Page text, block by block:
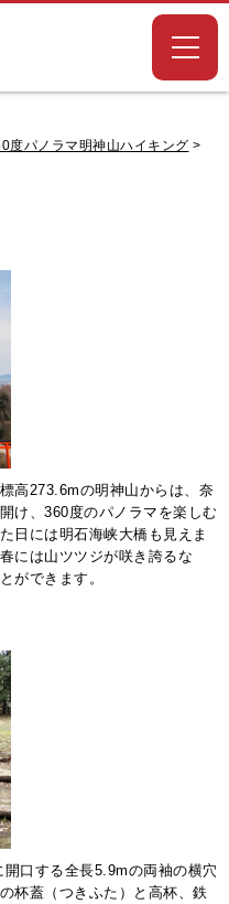
度パノラマ明神山ハイキング >
高273.6mの明神山からは、奈
け、360度のパノラマを楽しむ
日には明石海峡大橋も見えま
には山ツツジが咲き誇るな
ができます。
口する全長5.9mの両袖の横穴
杯蓋（つきふた）と高杯、鉄